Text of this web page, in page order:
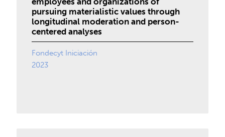
pursuing materialistic values through
longitudinal moderation and person-
centered analyses
Fondecyt Iniciación
2023